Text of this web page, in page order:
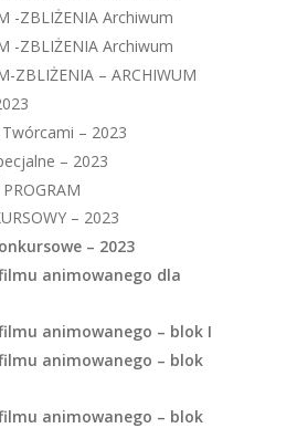
-ZBLIŻENIA Archiwum
-ZBLIŻENIA Archiwum
ZBLIŻENIA – ARCHIWUM
– 2023
– 2023
– 2023
– 2023
animowanego dla
animowanego – blok I
animowanego – blok
animowanego – blok